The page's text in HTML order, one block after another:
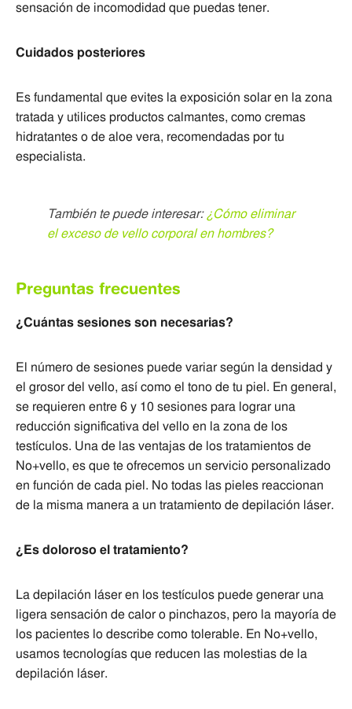
sensación de incomodidad que puedas tener.
Cuidados posteriores
Es fundamental que evites la exposición solar en la zona
tratada y utilices productos calmantes, como cremas
hidratantes o de aloe vera, recomendadas por tu
especialista.
También te puede interesar:¿Cómo eliminar
el exceso de vello corporal en hombres?
Preguntas frecuentes
¿Cuántas sesiones son necesarias?
El número de sesiones puede variar según la densidad y
el grosor del vello, así como el tono de tu piel. En general,
se requieren entre 6 y 10 sesiones para lograr una
reducción significativa del vello en la zona de los
testículos. Una de las ventajas de los tratamientos de
No+vello, es que te ofrecemos un servicio personalizado
en función de cada piel. No todas las pieles reaccionan
de la misma manera a un tratamiento de depilación láser.
¿Es doloroso el tratamiento?
La depilación láser en los testículos puede generar una
ligera sensación de calor o pinchazos, pero la mayoría de
los pacientes lo describe como tolerable. En No+vello,
usamos tecnologías que reducen las molestias de la
depilación láser.